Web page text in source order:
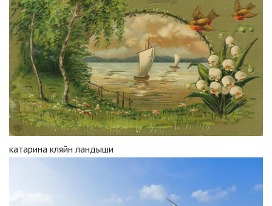
катарина кляйн ландыши